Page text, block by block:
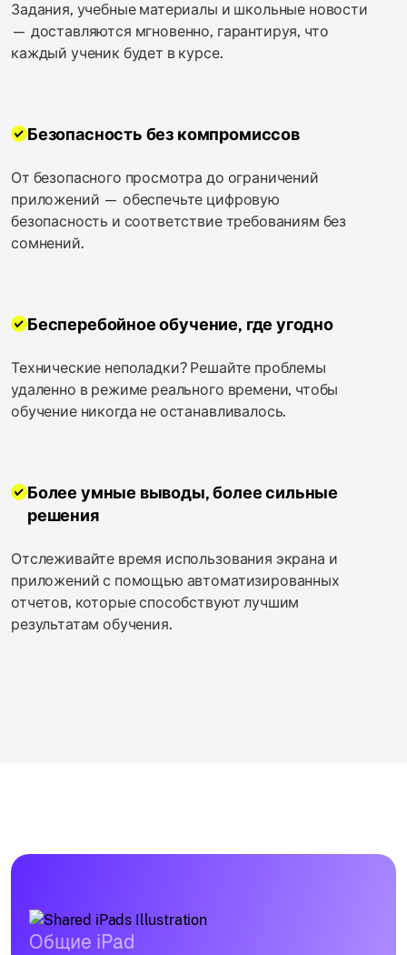
Задания, учебные материалы и школьные новости
— доставляются мгновенно, гарантируя, что
каждый ученик будет в курсе.
Безопасность без компромиссов
От безопасного просмотра до ограничений
приложений — обеспечьте цифровую
безопасность и соответствие требованиям без
сомнений.
Бесперебойное обучение, где угодно
Технические неполадки? Решайте проблемы
удаленно в режиме реального времени, чтобы
обучение никогда не останавливалось.
Более умные выводы, более сильные
решения
Отслеживайте время использования экрана и
приложений с помощью автоматизированных
отчетов, которые способствуют лучшим
результатам обучения.
Общие iPad